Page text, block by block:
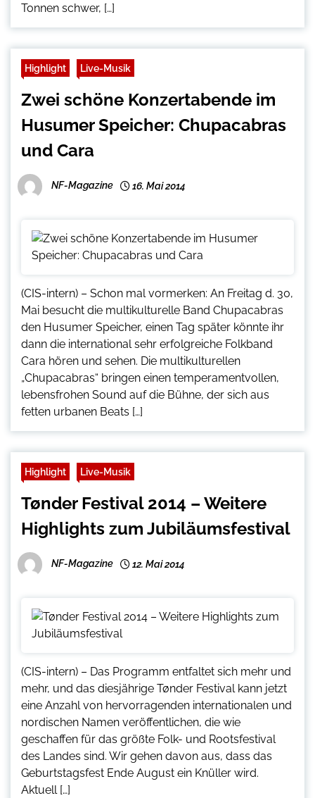
Tonnen schwer, […]
Highlight Live-Musik
Zwei schöne Konzertabende im
Husumer Speicher: Chupacabras
und Cara
NF-Magazine 16. Mai 2014
(CIS-intern) – Schon mal vormerken: An Freitag d. 30,
Mai besucht die multikulturelle Band Chupacabras
den Husumer Speicher, einen Tag später könnte ihr
dann die international sehr erfolgreiche Folkband
Cara hören und sehen. Die multikulturellen
„Chupacabras“ bringen einen temperamentvollen,
lebensfrohen Sound auf die Bühne, der sich aus
fetten urbanen Beats […]
Highlight Live-Musik
Tønder Festival 2014 – Weitere
Highlights zum Jubiläumsfestival
NF-Magazine 12. Mai 2014
(CIS-intern) – Das Programm entfaltet sich mehr und
mehr, und das diesjährige Tønder Festival kann jetzt
eine Anzahl von hervorragenden internationalen und
nordischen Namen veröffentlichen, die wie
geschaffen für das größte Folk- und Rootsfestival
des Landes sind. Wir gehen davon aus, dass das
Geburtstagsfest Ende August ein Knüller wird.
Aktuell […]